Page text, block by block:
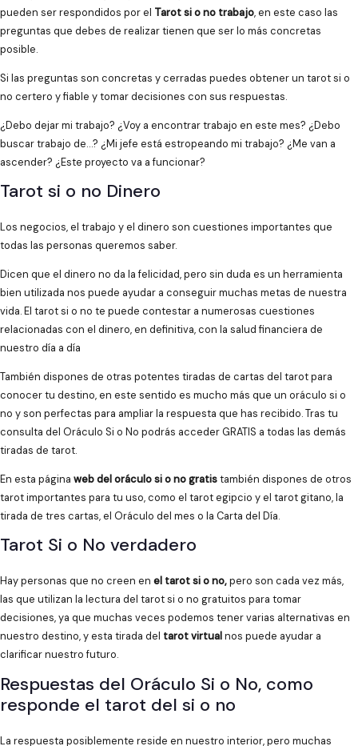
pueden ser respondidos por el Tarot si o no trabajo, en este caso las
preguntas que debes de realizar tienen que ser lo más concretas
posible.
Si las preguntas son concretas y cerradas puedes obtener un tarot si o
no certero y fiable y tomar decisiones con sus respuestas.
¿Debo dejar mi trabajo? ¿Voy a encontrar trabajo en este mes? ¿Debo
buscar trabajo de…? ¿Mi jefe está estropeando mi trabajo? ¿Me van a
ascender? ¿Este proyecto va a funcionar?
Tarot si o no Dinero
Los negocios, el trabajo y el dinero son cuestiones importantes que
todas las personas queremos saber.
Dicen que el dinero no da la felicidad, pero sin duda es un herramienta
bien utilizada nos puede ayudar a conseguir muchas metas de nuestra
vida. El tarot si o no te puede contestar a numerosas cuestiones
relacionadas con el dinero, en definitiva, con la salud financiera de
nuestro día a día
También dispones de otras potentes tiradas de cartas del tarot para
conocer tu destino, en este sentido es mucho más que un oráculo si o
no y son perfectas para ampliar la respuesta que has recibido. Tras tu
consulta del Oráculo Si o No podrás acceder GRATIS a todas las demás
tiradas de tarot.
En esta página web del oráculo si o no gratistambién dispones de otros
tarot importantes para tu uso, como el tarot egipcio y el tarot gitano, la
tirada de tres cartas, el Oráculo del mes o la Carta del Día.
Tarot Si o No verdadero
Hay personas que no creen en el tarot si o no,pero son cada vez más,
las que utilizan la lectura del tarot si o no gratuitos para tomar
decisiones, ya que muchas veces podemos tener varias alternativas en
nuestro destino, y esta tirada del tarot virtualnos puede ayudar a
clarificar nuestro futuro.
Respuestas del Oráculo Si o No, como
responde el tarot del si o no
La respuesta posiblemente reside en nuestro interior, pero muchas